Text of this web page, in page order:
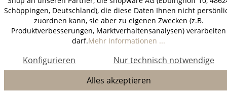
Schöppingen, Deutschland), die diese Daten Ihnen nicht
zuordnen kann, sie aber zu eigenen Zwecken (z.B.
Produktverbesserungen, Marktverhaltensanalysen) verarbeiten
darf.Mehr Informationen ...
Nur technisch notwendige
Konfigurieren
Alles akzeptieren